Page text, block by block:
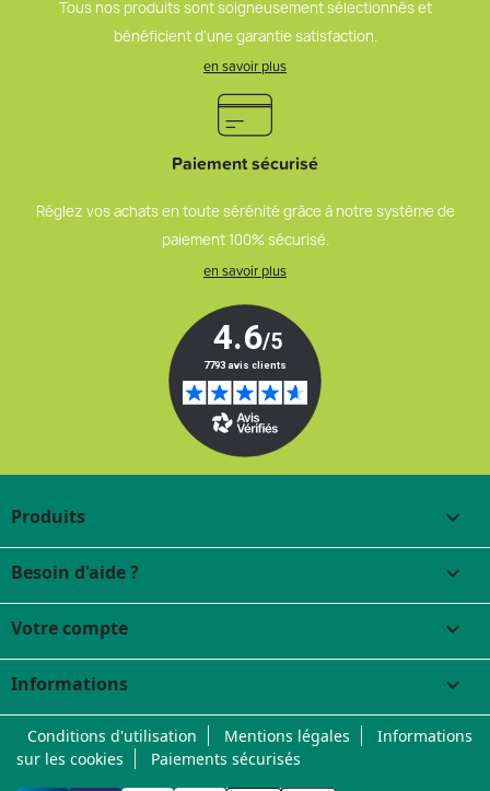
Tous nos produits sont soigneusement sélectionnés et
bénéficient d’une garantie satisfaction.
en savoir plus
Paiement sécurisé
Réglez vos achats en toute sérénité grâce à notre système de
paiement 100% sécurisé.
en savoir plus
Produits 
Besoin d'aide ? 
Votre compte 
Informations keyboard_arrow_down
Conditions d'utilisation Mentions légales
Informations
sur les cookies
Paiements sécurisés